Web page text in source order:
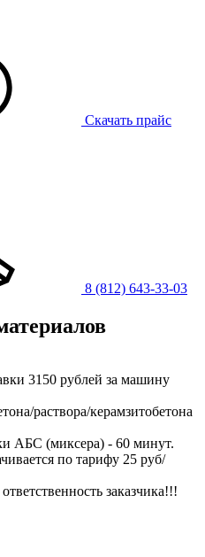
Скачать прайс
8 (812) 643-33-03
3150 рублей за машину
раствора/керамзитобетона
АБС (миксера) - 60 минут.
по тарифу 25 руб/
заказчика!!!